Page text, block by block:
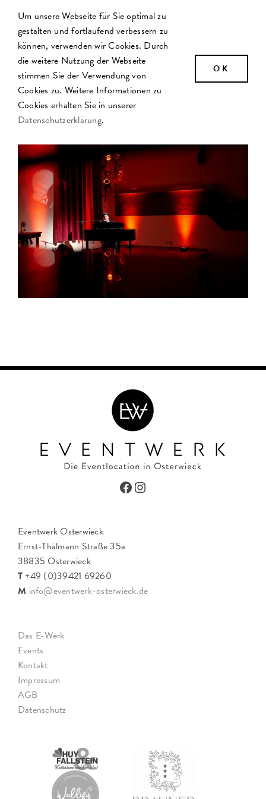
Inhalt
springen
Facebook
Eventwerk Osterwieck
Ernst-Thälmann Straße 35a
38835 Osterwieck
T+49 (0)39421 69260
M info@eventwerk-osterwieck.de
Das E-Werk
Events
Kontakt
Impressum
AGB
Datenschutz
Um unsere Webseite für Sie optimal zu
gestalten und fortlaufend verbessern zu
können, verwenden wir Cookies. Durch
die weitere Nutzung der Webseite
stimmen Sie der Verwendung von
Cookies zu. Weitere Informationen zu
Cookies erhalten Sie in unserer
Datenschutzerklärung.
OK